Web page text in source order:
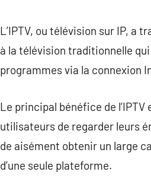
L’IPTV, ou télévision sur IP, a
à la télévision traditionnelle
programmes via la connexion
Le principal bénéfice de
utilisateurs de regarder leurs
de aisément obtenir un large
d’une seule plateforme.